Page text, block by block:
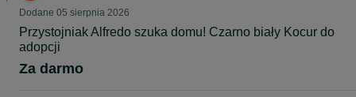
Dodane 05 sierpnia 2026
Przystojniak Alfredo szuka domu! Czarno biały Kocur do
adopcji
Za darmo